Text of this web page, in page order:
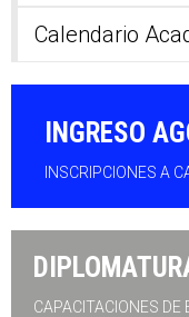
Calendario
INGRESO
INSCRIPCIONES A
CAPACITACIONES DE